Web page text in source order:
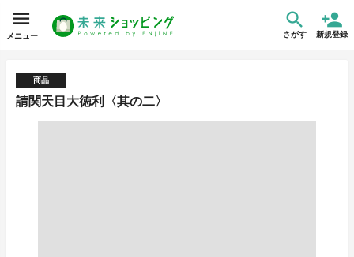
メニュー さがす 新規登録
商品
請関天目大徳利〈其の二〉